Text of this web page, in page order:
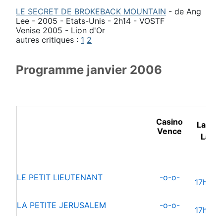
LE SECRET DE BROKEBACK MOUNTAIN - de Ang
Lee - 2005 - Etats-Unis - 2h14 - VOSTF
Venise 2005 - Lion d'Or
autres critiques : 1 2
Programme janvier 2006
Casino
Vence
La
La
LE PETIT LIEUTENANT -o-o-
17h30
LA PETITE JERUSALEM -o-o-
17h30